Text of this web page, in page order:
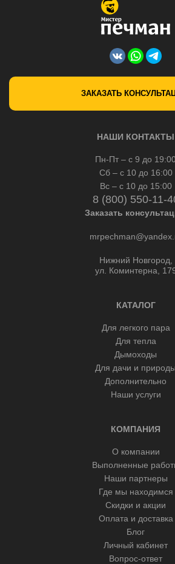
ЗАКАЗАТЬ
НАШИ КОНТАКТЫ
Пн-Пт – с 9 до
Сб – с 10 до 16:00
Вс – с 10 до 15:00
8 (800) 550-11-
Заказать
Нижний Новгород,
ул. Коминтерна,
КАТАЛОГ
Для легкого пара
Для тепла
Дымоходы
Для дачи и природы
Дополнительно
Наши услуги
КОМПАНИЯ
О компании
Выполненные
Наши партнеры
Где мы находимся
Скидки и акции
Оплата и доставка
Блог
Личный кабинет
Вопрос-ответ